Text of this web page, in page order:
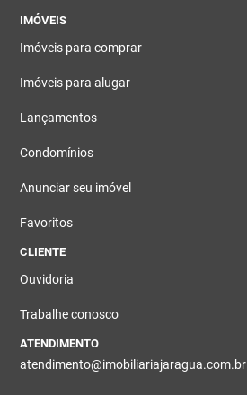
IMÓVEIS
Imóveis para comprar
Imóveis para alugar
Lançamentos
Condomínios
Anunciar seu imóvel
Favoritos
CLIENTE
Ouvidoria
Trabalhe conosco
ATENDIMENTO
atendimento@imobiliariajaragua.com.br